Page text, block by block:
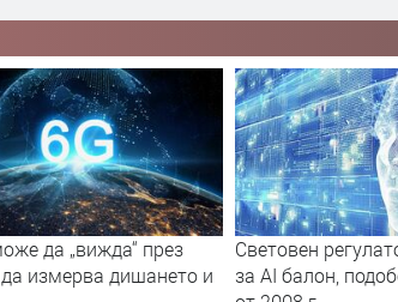
да „вижда“ през
измерва дишането и
Световен
за AI балон,